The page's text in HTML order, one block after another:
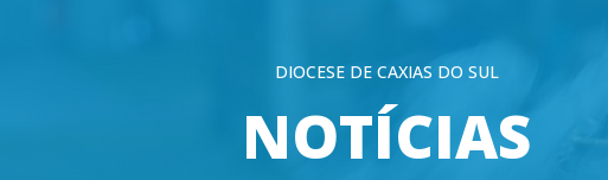
DIOCESE DE CAXIAS DO SUL
NOTÍCIAS